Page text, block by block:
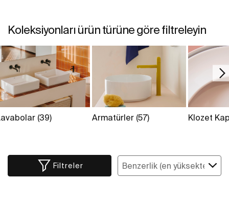
Koleksiyonları ürün türüne göre filtreleyin
(39) Armatürler (57) Klozet
Filtreler